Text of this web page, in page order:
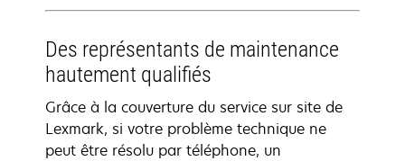
Des représentants de maintenance
hautement qualifiés
Grâce à la couverture du service sur site de
Lexmark, si votre problème technique ne
peut être résolu par téléphone, un